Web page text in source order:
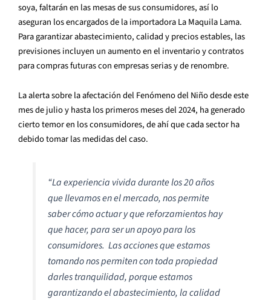
soya, faltarán en las mesas de sus consumidores, así lo
aseguran los encargados de la importadora La Maquila Lama.
Para garantizar abastecimiento, calidad y precios estables, las
previsiones incluyen un aumento en el inventario y contratos
para compras futuras con empresas serias y de renombre.
La alerta sobre la afectación del Fenómeno del Niño desde este
mes de julio y hasta los primeros meses del 2024, ha generado
cierto temor en los consumidores, de ahí que cada sector ha
debido tomar las medidas del caso.
“La experiencia vivida durante los 20 años
que llevamos en el mercado, nos permite
saber cómo actuar y que reforzamientos hay
que hacer, para ser un apoyo para los
consumidores. Las acciones que estamos
tomando nos permiten con toda propiedad
darles tranquilidad, porque estamos
garantizando el abastecimiento, la calidad